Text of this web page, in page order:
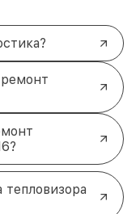
тепловизора